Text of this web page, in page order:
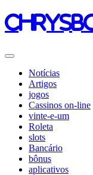
Notícias
Artigos
jogos
Cassinos on-line
vinte-e-um
Roleta
slots
Bancário
bônus
aplicativos